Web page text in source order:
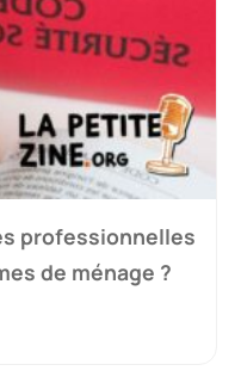
professionnelles
de ménage ?